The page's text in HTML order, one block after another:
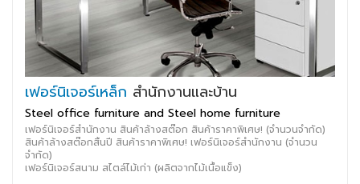
เฟอร์นิเจอร์เหล็ก สำนักงานและบ้าน
Steel office furniture and Steel home furniture
เฟอร์นิเจอร์สำนักงาน สินค้าล้างสต๊อก สินค้าราคาพิเศษ! (จำนวนจำกัด)
สินค้าล้างสต๊อกสิ้นปี สินค้าราคาพิเศษ! เฟอร์นิเจอร์สำนักงาน (จำนวน
จำกัด)
เฟอร์นิเจอร์สนาม สไตล์ไม้เก่า (ผลิตจากไม้เนื้อแข็ง)